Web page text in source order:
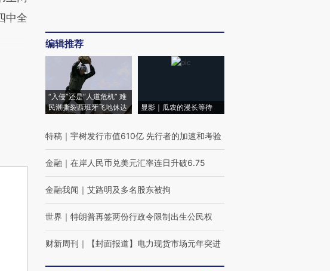
中全
编辑推荐
“入侵”还是“人道危机” 难
民潮撕裂西班牙飞地休达
显影｜瓜农的漫长等待
特稿 ｜ 宇树发行市值610亿 先行者的加速和考验
金融 ｜ 在岸人民币兑美元汇率连日升破6.75
金融我闻 ｜ 艾路明及多名股东被拘
世界 ｜ 特朗普再签两份行政令限制出生公民权
财新周刊 ｜ 【封面报道】电力现货市场元年突进